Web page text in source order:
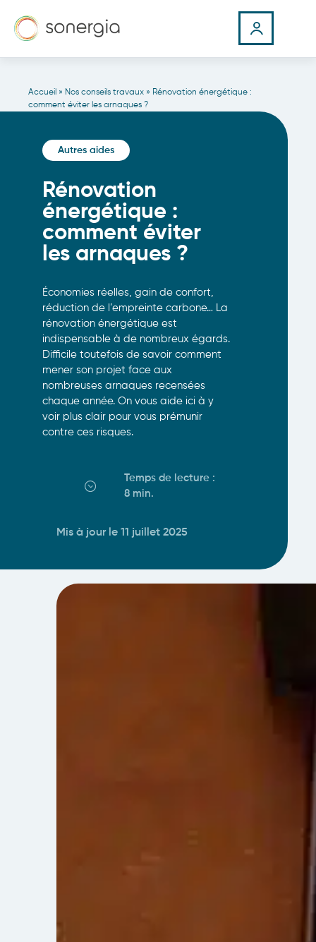
Accueil » Nos conseils travaux » Rénovation énergétique :
comment éviter les arnaques ?
Autres aides
Rénovation
énergétique :
comment éviter
les arnaques ?
Économies réelles, gain de confort,
réduction de l’empreinte carbone… La
rénovation énergétique est
indispensable à de nombreux égards.
Difficile toutefois de savoir comment
mener son projet face aux
nombreuses arnaques recensées
chaque année. On vous aide ici à y
voir plus clair pour vous prémunir
contre ces risques.
Temps de lecture :
8 min.
Mis à jour le 11 juillet 2025